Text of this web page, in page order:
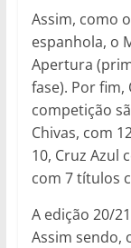
Assim, como
espanhola, o
Apertura
fase). Por
competição
Chivas, com
10, Cruz Azul
com 7 títulos
A edição 20/
Assim sendo,